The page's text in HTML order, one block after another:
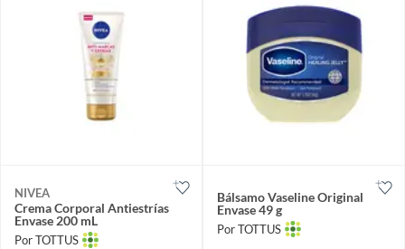
NIVEA
Crema Corporal Antiestrías
Envase 200 mL
Por TOTTUS
Bálsamo Vaseline Original
Envase 49 g
Por TOTTUS